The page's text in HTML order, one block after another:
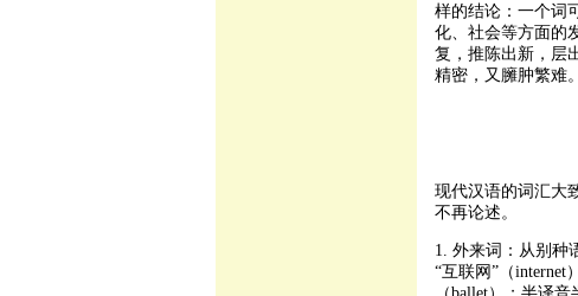
样的结论：一个词
化、社会等方面的
复，推陈出新，层
精密，又臃肿繁难。
现代汉语的词汇大
不再论述。
1. 外来词：从别种
“互联网”（internet